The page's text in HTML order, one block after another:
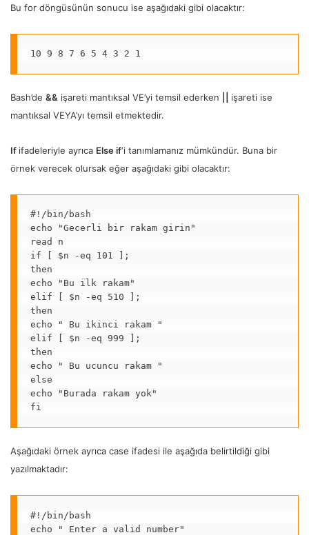
Bu for döngüsünün sonucu ise aşağıdaki gibi olacaktır:
10 9 8 7 6 5 4 3 2 1
Bash’de && işareti mantıksal VE’yi temsil ederken
işareti ise
mantıksal VEYA’yı temsil etmektedir.
If ifadeleriyle ayrıca Else if‘i tanımlamanız mümkündür. Buna bir
örnek verecek olursak eğer aşağıdaki gibi olacaktır:
#!/bin/bash
echo "Gecerli bir rakam girin"
read n
if [ $n -eq 101 ];
then
echo "Bu ilk rakam"
elif [ $n -eq 510 ];
then
echo " Bu ikinci rakam "
elif [ $n -eq 999 ];
then
echo " Bu ucuncu rakam "
else
echo "Burada rakam yok"
fi
Aşağıdaki örnek ayrıca case ifadesi ile aşağıda belirtildiği gibi
yazılmaktadır:
#!/bin/bash
echo " Enter a valid number"